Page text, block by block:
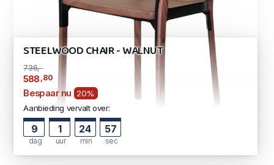
STEELWOOD CHAIR - WALNUT
736,-
588,80
Bespaar nu
20%
Aanbieding vervalt over:
9
dag
1
uur
24
min
57
sec